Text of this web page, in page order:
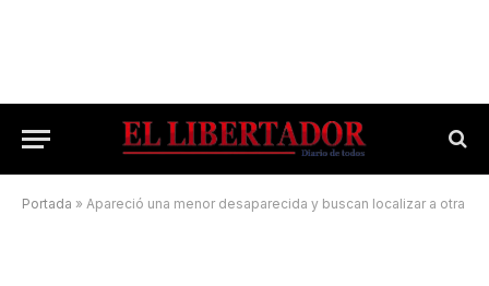
Portada » Apareció una menor desaparecida y buscan localizar a otra